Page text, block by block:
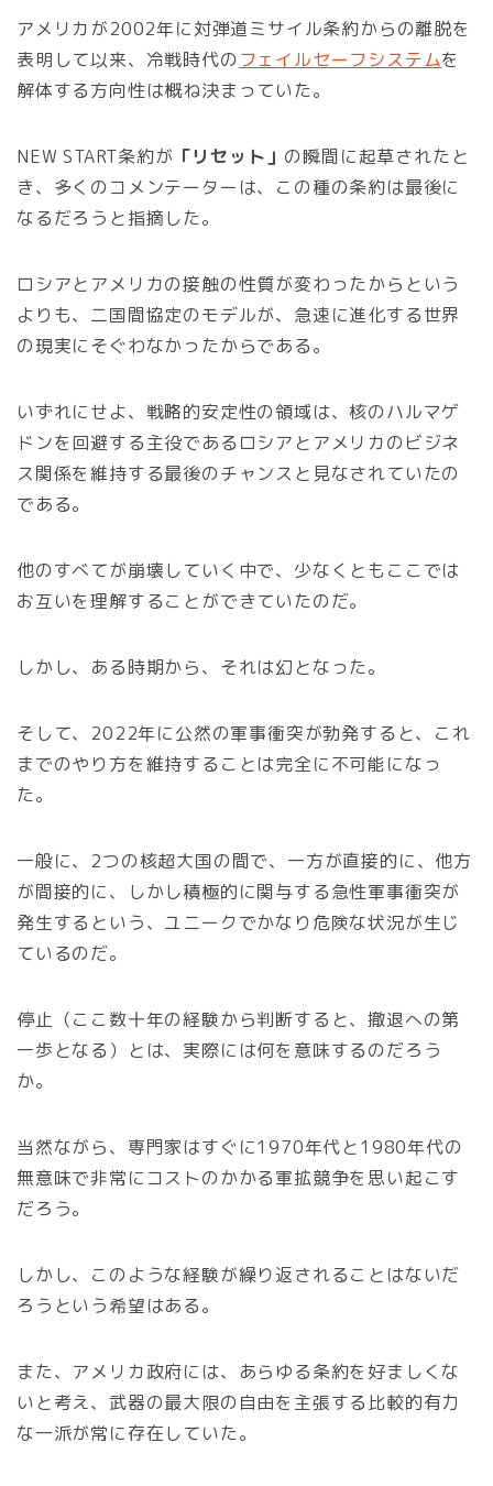
アメリカが2002年に対弾道ミサイル条約からの離脱を
表明して以来、冷戦時代の フェイルセーフシステムを
解体する方向性は概ね決まっていた。
NEW START条約が 「リセット」 の瞬間に起草されたと
き、多くのコメンテーターは、この種の条約は最後に
なるだろうと指摘した。
ロシアとアメリカの接触の性質が変わったからという
よりも、二国間協定のモデルが、急速に進化する世界
の現実にそぐわなかったからである。
いずれにせよ、戦略的安定性の領域は、核のハルマゲ
ドンを回避する主役であるロシアとアメリカのビジネ
ス関係を維持する最後のチャンスと見なされていたの
である。
他のすべてが崩壊していく中で、少なくともここでは
お互いを理解することができていたのだ。
しかし、ある時期から、それは幻となった。
そして、2022年に公然の軍事衝突が勃発すると、これ
までのやり方を維持することは完全に不可能になっ
た。
一般に、2つの核超大国の間で、一方が直接的に、他方
が間接的に、しかし積極的に関与する急性軍事衝突が
発生するという、ユニークでかなり危険な状況が生じ
ているのだ。
停止（ここ数十年の経験から判断すると、撤退への第
一歩となる）とは、実際には何を意味するのだろう
か。
当然ながら、専門家はすぐに1970年代と1980年代の
無意味で非常にコストのかかる軍拡競争を思い起こす
だろう。
しかし、このような経験が繰り返されることはないだ
ろうという希望はある。
また、アメリカ政府には、あらゆる条約を好ましくな
いと考え、武器の最大限の自由を主張する比較的有力
な一派が常に存在していた。